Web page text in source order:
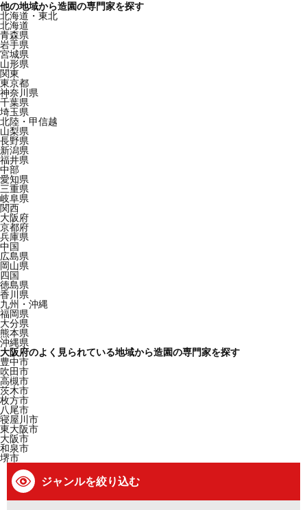
他の地域から造園の専門家を探す
北海道・東北
北海道
青森県
岩手県
宮城県
山形県
関東
東京都
神奈川県
千葉県
埼玉県
北陸・甲信越
山梨県
長野県
新潟県
福井県
中部
愛知県
三重県
岐阜県
関西
大阪府
京都府
兵庫県
中国
広島県
岡山県
四国
徳島県
香川県
九州・沖縄
福岡県
大分県
熊本県
沖縄県
大阪府のよく見られている地域から造園の専門家を探す
豊中市
吹田市
高槻市
茨木市
枚方市
八尾市
寝屋川市
東大阪市
大阪市
和泉市
堺市
ジャンルを絞り込む